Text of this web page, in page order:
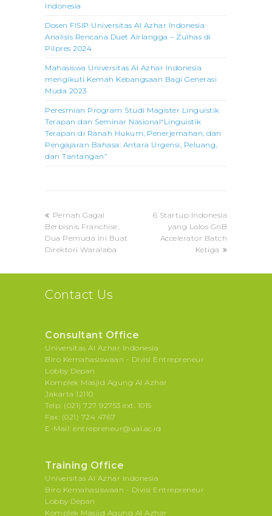
Indonesia
Dosen FISIP Universitas Al Azhar Indonesia
Analisis Rencana Duet Airlangga – Zulhas di
Pilpres 2024
Mahasiswa Universitas Al Azhar Indonesia
mengikuti Kemah Kebangsaan Bagi Generasi
Muda 2023
Peresmian Program Studi Magister Linguistik
Terapan dan Seminar Nasional“Linguistik
Terapan di Ranah Hukum, Penerjemahan, dan
Pengajaran Bahasa: Antara Urgensi, Peluang,
dan Tantangan”
previous
post:
Pernah Gagal
Berbisnis Franchise,
Dua Pemuda Ini Buat
Direktori Waralaba
next
post:
6 Startup Indonesia
yang Lolos GnB
Accelerator Batch
Ketiga
Contact Us
Consultant Office
Universitas Al Azhar Indonesia
Biro Kemahasiswaan - Divisi Entrepreneur
Lobby Depan
Komplek Masjid Agung Al Azhar
Jakarta 12110
Telp: (021) 727 92753 ext. 1015
Fax: (021) 724 4767
E-Mail: entrepreneur@uai.ac.id
Training Office
Universitas Al Azhar Indonesia
Biro Kemahasiswaan - Divisi Entrepreneur
Lobby Depan
Komplek Masjid Agung Al Azhar